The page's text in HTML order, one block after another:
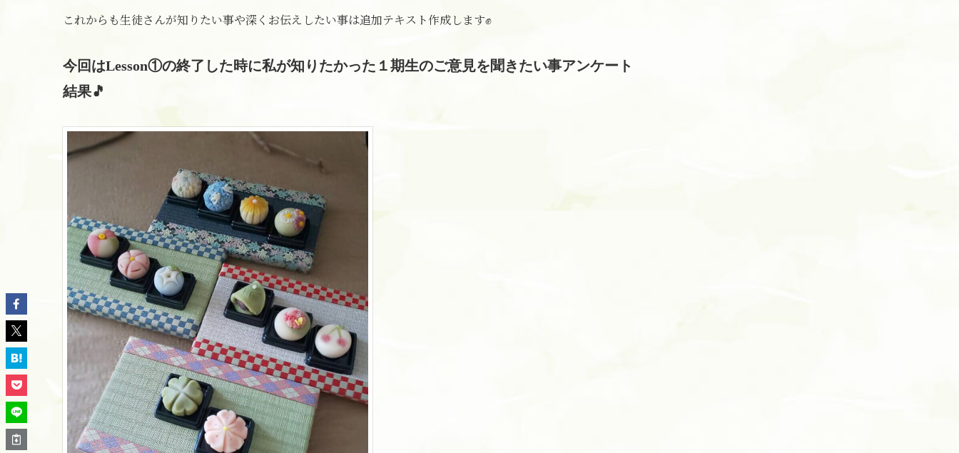
これからも生徒さんが知りたい事や深くお伝えしたい事は追加テキスト作成します✊
今回はLesson①の終了した時に私が知りたかった１期生のご意見を聞きたい事アンケート
結果🎵